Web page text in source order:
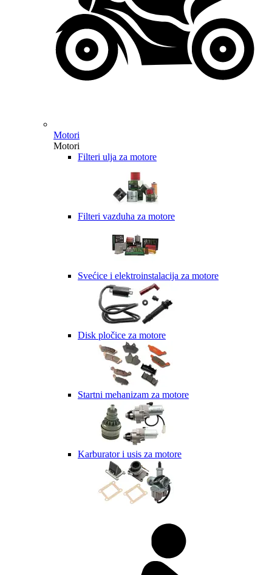
Motori
Motori
Filteri ulja za motore
Filteri vazduha za motore
Svećice i elektroinstalacija za motore
Disk pločice za motore
Startni mehanizam za motore
Karburator i usis za motore